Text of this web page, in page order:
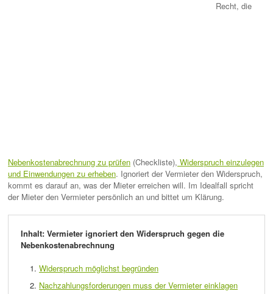
Recht, die
Nebenkostenabrechnung zu prüfen (Checkliste), Widerspruch einzulegen
und Einwendungen zu erheben. Ignoriert der Vermieter den Widerspruch,
kommt es darauf an, was der Mieter erreichen will. Im Idealfall spricht
der Mieter den Vermieter persönlich an und bittet um Klärung.
Inhalt: Vermieter ignoriert den Widerspruch gegen die
Nebenkostenabrechnung
Widerspruch möglichst begründen
Nachzahlungsforderungen muss der Vermieter einklagen